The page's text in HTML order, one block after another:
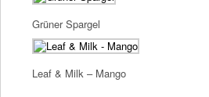
Grüner Spargel
Leaf & Milk – Mango